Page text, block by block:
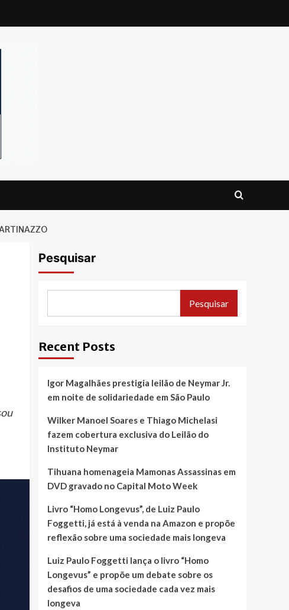
Pesquisar
Pesquisar
Recent Posts
Igor Magalhães prestigia leilão de Neymar Jr.
em noite de solidariedade em São Paulo
Wilker Manoel Soares e Thiago Michelasi
fazem cobertura exclusiva do Leilão do
Instituto Neymar
Tihuana homenageia Mamonas Assassinas em
DVD gravado no Capital Moto Week
Livro “Homo Longevus”, de Luiz Paulo
Foggetti, já está à venda na Amazon e propõe
reflexão sobre uma sociedade mais longeva
Luiz Paulo Foggetti lança o livro “Homo
Longevus” e propõe um debate sobre os
desafios de uma sociedade cada vez mais
longeva